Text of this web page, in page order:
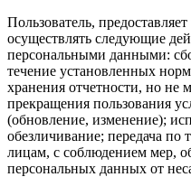
Пользователь,
осуществлять следующие
персональными данными:
течение установленных
хранения отчетности, но не
прекращения пользования
(обновление, изменение);
обезличивание; передача по
лицам, с соблюдением мер,
персональных данных от